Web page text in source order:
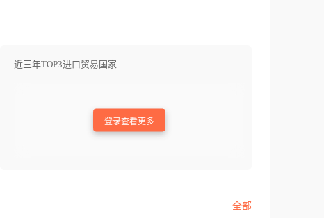
近三年TOP3进口贸易国家
登录查看更多
全部